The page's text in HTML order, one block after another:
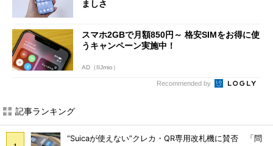
ましさ
スマホ2GBで月額850円～ 格安SIMをお得に使
うキャンペーン実施中！
AD（IIJmio）
Recommended by
記事ランキング
“Suicaが使えない”クレカ・QR専用改札機に賛否 「問